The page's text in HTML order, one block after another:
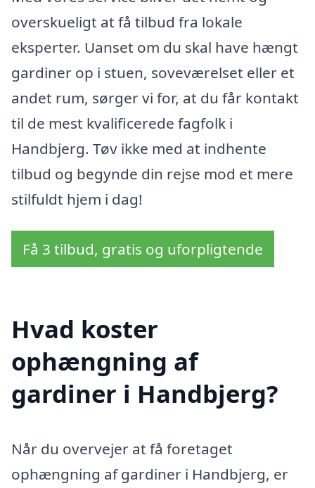
overskueligt at få tilbud fra lokale
eksperter. Uanset om du skal have hængt
gardiner op i stuen, soveværelset eller et
andet rum, sørger vi for, at du får kontakt
til de mest kvalificerede fagfolk i
Handbjerg. Tøv ikke med at indhente
tilbud og begynde din rejse mod et mere
stilfuldt hjem i dag!
Få 3 tilbud, gratis og uforpligtende
Hvad koster
ophængning af
gardiner i Handbjerg?
Når du overvejer at få foretaget
ophængning af gardiner i Handbjerg, er